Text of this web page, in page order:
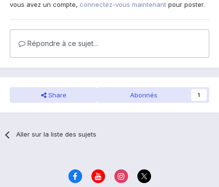
vous avez un compte, connectez-vous maintenant pour poster.
Répondre à ce sujet…
Share Abonnés 1
Aller sur la liste des sujets